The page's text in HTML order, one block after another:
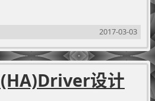
2017-03-03
设计